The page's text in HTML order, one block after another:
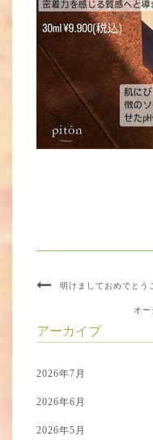
明けましておめでとう
オ
アーカイブ
2026年7月
2026年6月
2026年5月